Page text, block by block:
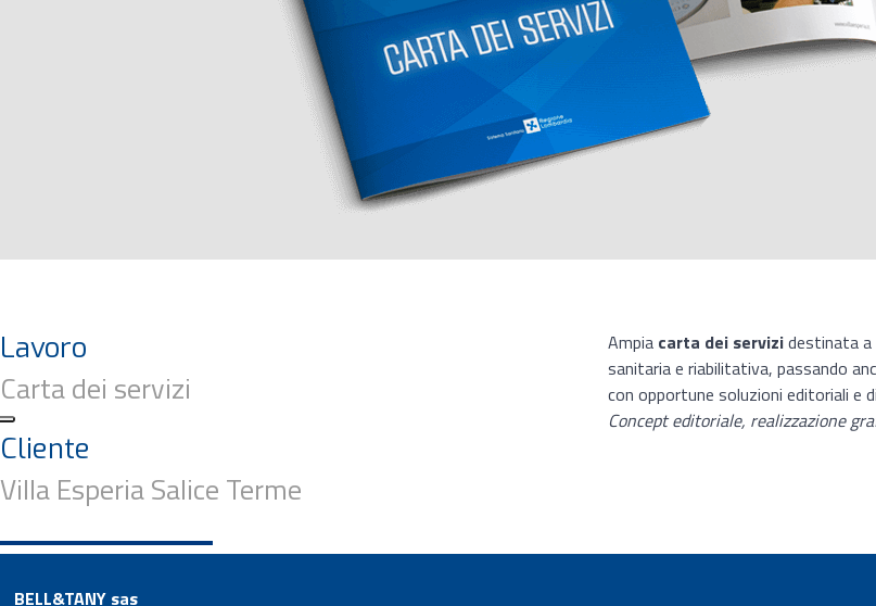
Lavoro
Carta dei servizi
Cliente
Villa Esperia Salice Terme
Ampia carta dei servizidestinata
sanitaria e riabilitativa, passando
con opportune soluzioni editoriali e
Concept editoriale, realizzazione
BELL&TANY sas